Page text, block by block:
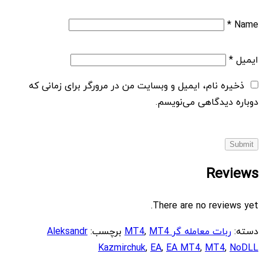
Name
*
ایمیل*
ذخیره نام، ایمیل و وبسایت من در مرورگر برای زمانی که
دوباره دیدگاهی می‌نویسم.
Reviews
There are no reviews yet.
دسته:ربات معامله گر MT4 ,MT4 برچسب:Aleksandr
Kazmirchuk,EA,EA MT4,MT4,NoDLL